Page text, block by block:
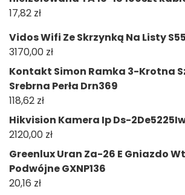
17,82 zł
Vidos Wifi Ze Skrzynką Na Listy
3170,00 zł
Kontakt Simon Ramka 3-Krotna
Srebrna Perła Drn369
118,62 zł
Hikvision Kamera Ip Ds-
2120,00 zł
Greenlux Uran Za-26 E Gniazdo
Podwójne GXNP136
20,16 zł